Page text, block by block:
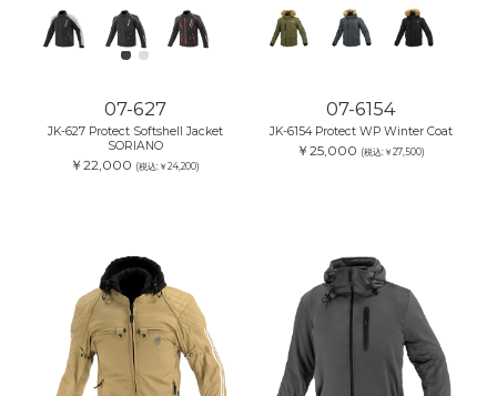
07-627
JK-627 Protect Softshell Jacket
SORIANO
￥22,000 (税込:￥24,200)
07-6154
JK-6154 Protect WP Winter Coat
￥25,000 (税込:￥27,500)